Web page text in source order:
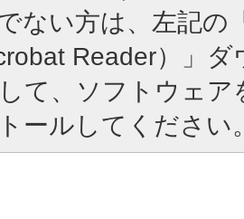
ない方は、左記の
Reader）」
て、ソフトウェア
ールしてください